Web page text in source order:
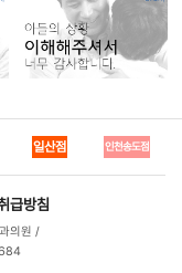
일산점 인천송도점
급방침
의원 /